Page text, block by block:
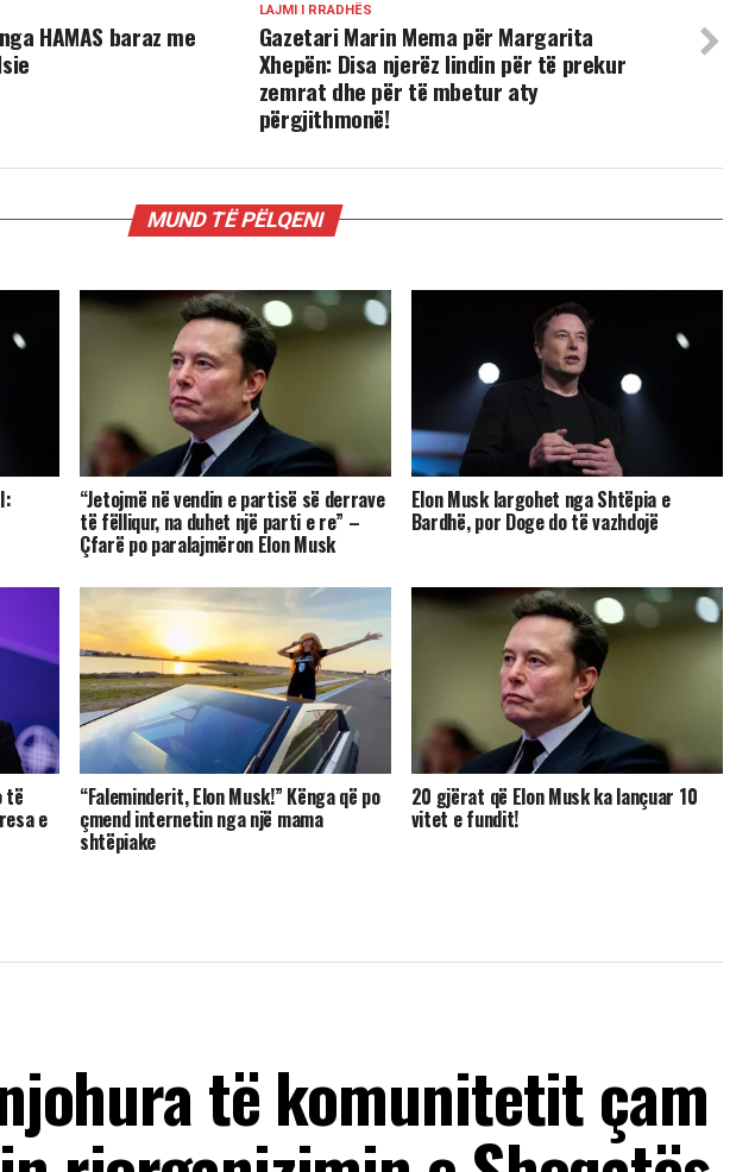
LAJMI I RRADHËS
Gazetari Marin Mema për Margarita
Xhepën: Disa njerëz lindin për të prekur
zemrat dhe për të mbetur aty
përgjithmonë!
HAMAS baraz me
MUND TË PËLQENI
“Jetojmë në vendin e partisë së derrave
të fëlliqur, na duhet një parti e re” –
Çfarë po paralajmëron Elon Musk
Elon Musk largohet nga Shtëpia e
Bardhë, por Doge do të vazhdojë
të
e
“Faleminderit, Elon Musk!” Kënga që po
çmend internetin nga një mama
shtëpiake
20 gjërat që Elon Musk ka lançuar 10
vitet e fundit!
të komunitetit çam